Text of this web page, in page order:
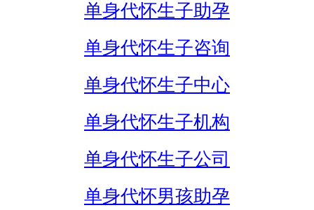
单身代怀生子助孕
单身代怀生子咨询
单身代怀生子中心
单身代怀生子机构
单身代怀生子公司
单身代怀男孩助孕